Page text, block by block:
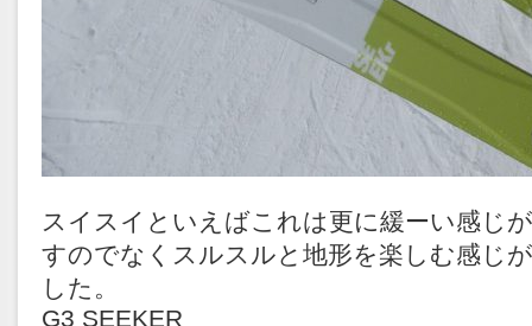
スイスイといえばこれは更に緩ーい感じ
すのでなくスルスルと地形を楽しむ感じ
した。
G3 SEEKER